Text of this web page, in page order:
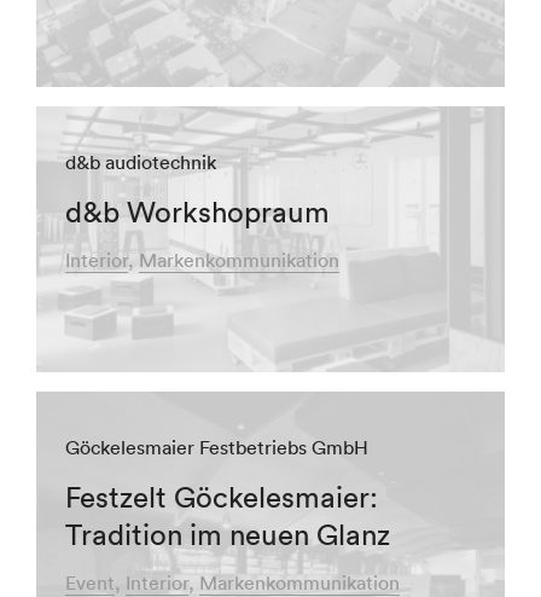
d&b audiotechnik
d&b Workshopraum
Interior Markenkommunikation
Göckelesmaier Festbetriebs GmbH
Festzelt Göckelesmaier:
Tradition im neuen Glanz
Event Interior Markenkommunikation